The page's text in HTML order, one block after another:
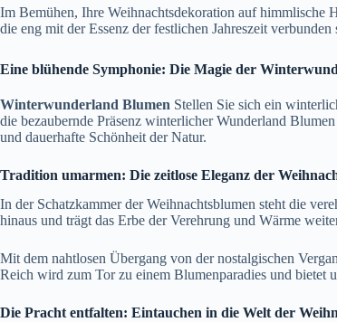
Im Bemühen, Ihre Weihnachtsdekoration auf himmlische
die eng mit der Essenz der festlichen Jahreszeit
Eine blühende Symphonie: Die Magie der
Winterwunderland Blumen Stellen Sie sich ein
die bezaubernde Präsenz winterlicher Wunderland
und dauerhafte Schönheit der Natur.
Tradition umarmen: Die zeitlose Eleganz der
In der Schatzkammer der Weihnachtsblumen steht die
hinaus und trägt das Erbe der Verehrung und Wärme
Mit dem nahtlosen Übergang von der nostalgischen
Reich wird zum Tor zu einem Blumenparadies und bietet
Die Pracht entfalten: Eintauchen in die Welt der